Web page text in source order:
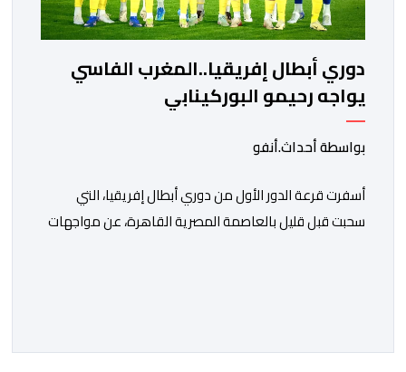
دوري أبطال إفريقيا..المغرب الفاسي
يواجه رحيمو البوركينابي
بواسطة أحداث.أنفو
أسفرت قرعة الدور الأول من دوري أبطال إفريقيا، التي
سحبت قبل قليل بالعاصمة المصرية القاهرة، عن مواجهات
الغامبي، حيث يطمح الفريق […]